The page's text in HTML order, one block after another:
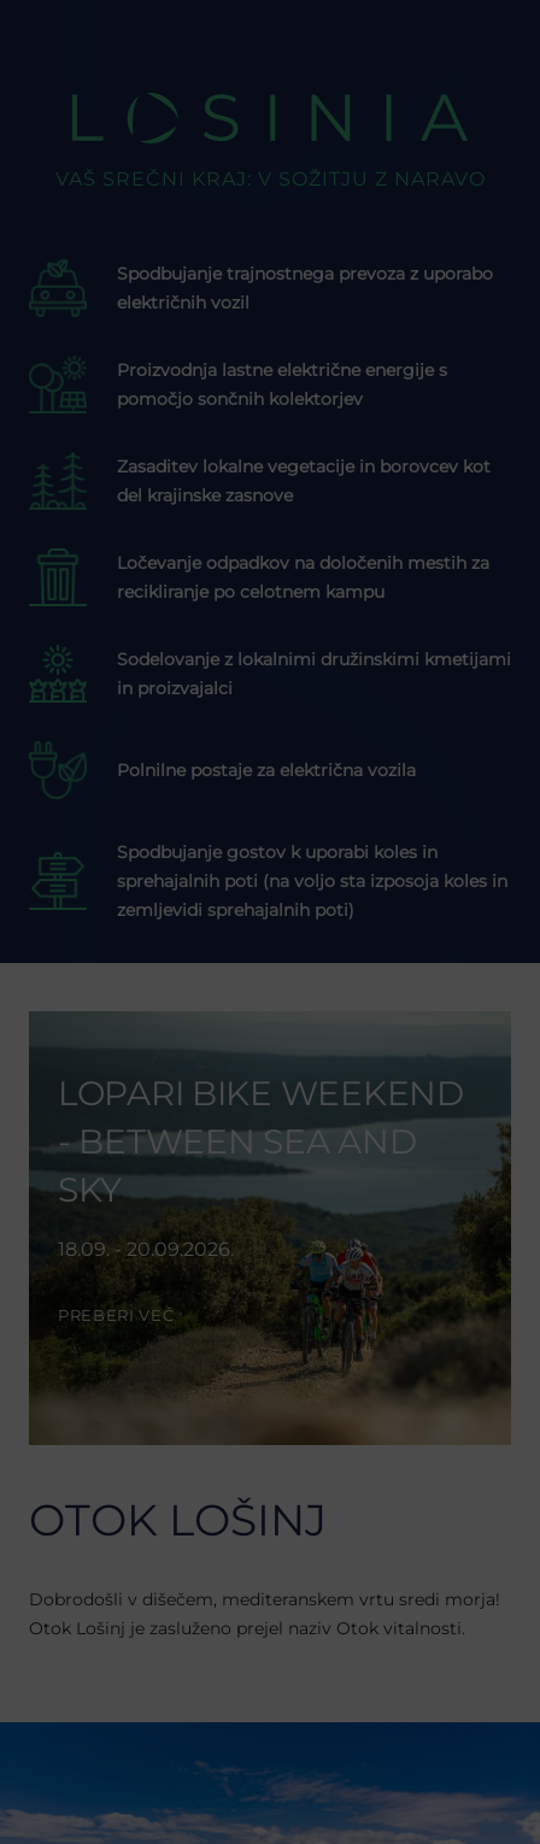
LOSINIA
VAŠ SREČNI KRAJ: V SOŽITJU Z NARAVO
Spodbujanje trajnostnega prevoza z uporabo
električnih vozil
Proizvodnja lastne električne energije s
pomočjo sončnih kolektorjev
Zasaditev lokalne vegetacije in borovcev kot
del krajinske zasnove
Ločevanje odpadkov na določenih mestih za
recikliranje po celotnem kampu
Sodelovanje z lokalnimi družinskimi kmetijami
in proizvajalci
Polnilne postaje za električna vozila
Spodbujanje gostov k uporabi koles in
sprehajalnih poti (na voljo sta izposoja koles in
zemljevidi sprehajalnih poti)
LOPARI BIKE WEEKEND
- BETWEEN SEA AND
SKY
18.09. - 20.09.2026.
PREBERI VEČ
OTOK LOŠINJ
Dobrodošli v dišečem, mediteranskem vrtu sredi morja!
Otok Lošinj je zasluženo prejel naziv Otok vitalnosti.